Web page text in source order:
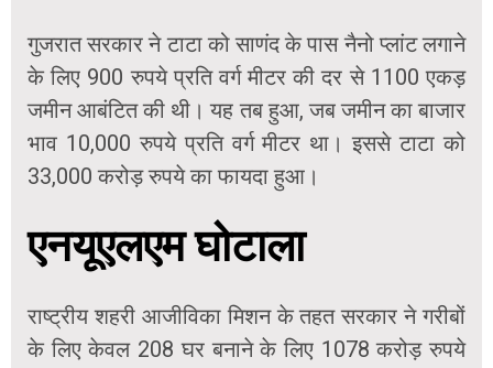
गुजरात सरकार ने टाटा को साणंद के पास नैनो प्लांट लगाने
के लिए 900 रुपये प्रति वर्ग मीटर की दर से 1100 एकड़
जमीन आबंटित की थी। यह तब हुआ, जब जमीन का बाजार
भाव 10,000 रुपये प्रति वर्ग मीटर था। इससे टाटा को
33,000 करोड़ रुपये का फायदा हुआ।
एनयूएलएम घोटाला
राष्ट्रीय शहरी आजीविका मिशन के तहत सरकार ने गरीबों
के लिए केवल 208 घर बनाने के लिए 1078 करोड़ रुपये